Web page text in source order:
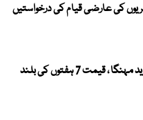
کی عارضی قیام کی درخواستیں
عالمی مارکیٹ میں سونا مزید مہنگا ، قیمت 7 ہفتوں کی بلند